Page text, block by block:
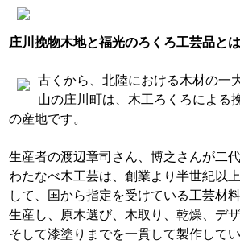
庄川挽物木地と福光のろくろ工芸品と
古くから、北陸における木材の一
山の庄川町は、木工ろくろによる
の産地です。
生産者の渡辺章司さん、博之さんが二
わたなべ木工芸は、創業より半世紀以
して、国から指定を受けている工芸材
生産し、原木選び、木取り、乾燥、デザ
そして漆塗りまでを一貫して製作してい